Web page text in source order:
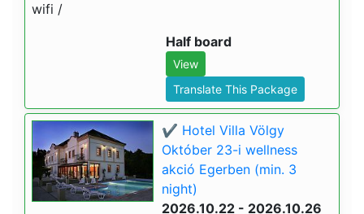
wifi /
Half board
View
Translate This Package
✔️ Hotel Villa Völgy
Október 23-i wellness
akció Egerben (min. 3
night)
2026.10.22 - 2026.10.26